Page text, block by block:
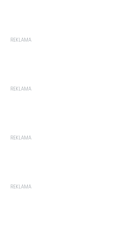
REKLAMA
REKLAMA
REKLAMA
REKLAMA